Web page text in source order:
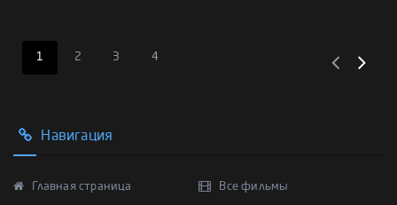
1 2 3 4
Навигация
Главная страница Все фильмы